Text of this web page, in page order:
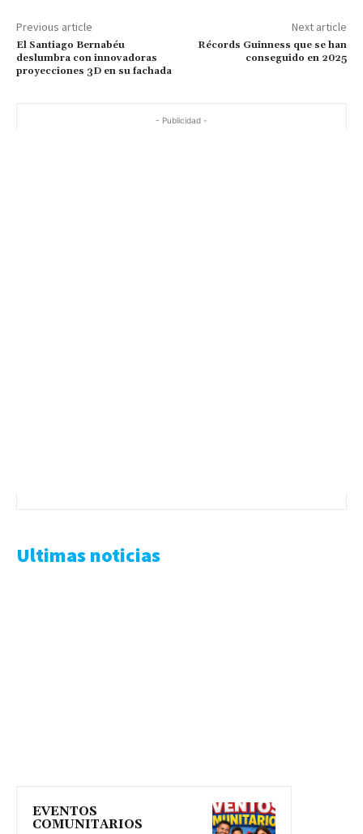
Previous article
El Santiago Bernabéu
deslumbra con innovadoras
proyecciones 3D en su fachada
Next article
Récords Guinness que se han
conseguido en 2025
- Publicidad -
Ultimas noticias
EVENTOS
COMUNITARIOS